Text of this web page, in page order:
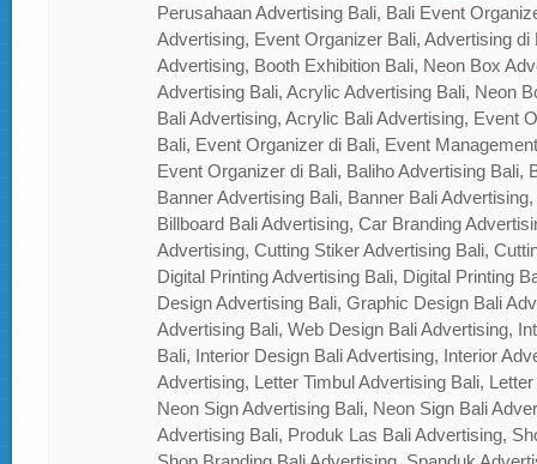
Perusahaan Advertising Bali, Bali Event
Advertising, Event Organizer Bali, Advertising di
Advertising, Booth Exhibition Bali, Neon Box
Advertising Bali, Acrylic Advertising Bali, Neon
Bali Advertising, Acrylic Bali Advertising, Event
Bali, Event Organizer di Bali, Event
Event Organizer di Bali, Baliho Advertising Bali,
Banner Advertising Bali, Banner Bali
Billboard Bali Advertising, Car Branding
Advertising, Cutting Stiker Advertising Bali,
Digital Printing Advertising Bali, Digital Printing
Design Advertising Bali, Graphic Design Bali
Advertising Bali, Web Design Bali Advertising,
Bali, Interior Design Bali Advertising, Interior
Advertising, Letter Timbul Advertising Bali,
Neon Sign Advertising Bali, Neon Sign Bali
Advertising Bali, Produk Las Bali Advertising,